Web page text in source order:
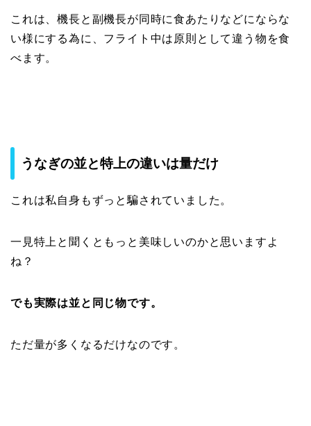
これは、機長と副機長が同時に食あたりなどにならな
い様にする為に、フライト中は原則として違う物を食
べます。
うなぎの並と特上の違いは量だけ
これは私自身もずっと騙されていました。
一見特上と聞くともっと美味しいのかと思いますよ
ね？
でも実際は並と同じ物です。
ただ量が多くなるだけなのです。